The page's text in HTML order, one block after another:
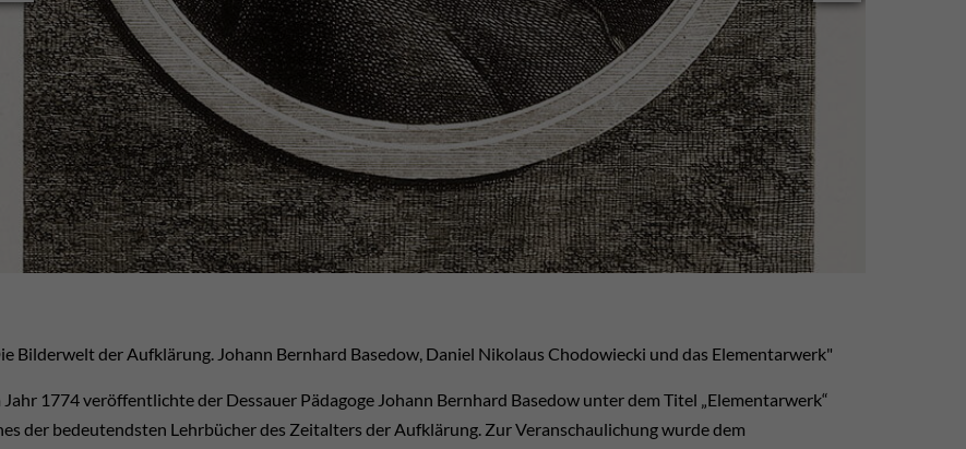
Bilderwelt der Aufklärung. Johann Bernhard Basedow, Daniel Nikolaus Chodowiecki und das Elementarwerk"
Jahr 1774 veröffentlichte der Dessauer Pädagoge Johann Bernhard Basedow unter dem Titel „Elementarwerk“
der bedeutendsten Lehrbücher des Zeitalters der Aufklärung. Zur Veranschaulichung wurde dem